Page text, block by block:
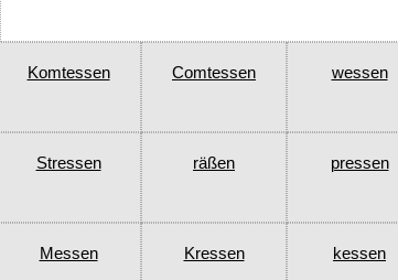
Komtessen Comtessen wessen
Stressen räßen pressen
Messen Kressen kessen